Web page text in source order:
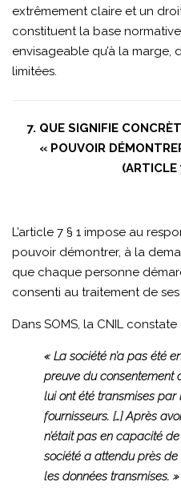
extrêmement claire et un
constituent la base
envisageable qu’à la marge,
limitées.
7. QUE SIGNIFIE
« POUVOIR
(ARTICLE
L’article 7 § 1 impose au
pouvoir démontrer, à la
que chaque personne
consenti au traitement de
Dans SOMS, la CNIL constate
« La société n’a pas été
preuve du consentement
lui ont été transmises par
fournisseurs. […] Après
n’était pas en capacité
société a attendu près de
les données transmises. »